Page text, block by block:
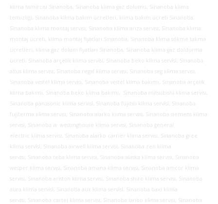
klima tamircisi Sinanoba, Sinanoba klima gaz dolumu, Sinanoba klima
temizliği, Sinanoba klima bakım ücretleri, klima bakım ücreti Sinanoba,
Sinanoba klima montaj servisi, Sinanoba klima arıza servisi, Sinanoba klima
montaj ücreti, klima montaj fiyatları Sinanoba, Sinanoba klima sökme takma
ücretleri, klima gaz dolum fiyatları Sinanoba, Sinanoba klima gaz doldurma
ücreti, Sinanoba arçelik klima servisi, Sinanoba beko klima servisi, Sinanoba
altus klima servisi, Sinanoba regal klima servisi, Sinanoba seg klima servisi,
Sinanoba vestel klima servisi, Sinanoba vestel klima bakımı, Sinanoba arçelik
klima bakımı, Sinanoba beko klima bakımı, Sinanoba mitsubishi klima servisi,
Sinanoba panasonic klima servisi, Sinanoba fujitsu klima servisi, Sinanoba
fujiterma klima servisi, Sinanoba alarko klima servisi, Sinanoba siemens klima
servisi, Sinanoba w. westinghouse klima servisi, Sinanoba general
electric klima servisi, Sinanoba alarko carrier klima servisi, Sinanoba gree
klima servisi, Sinanoba airwell klima servisi, Sinanoba zen klima
servisi, Sinanoba teba klima servisi, Sinanoba alaska klima servisi, Sinanoba
wesper klima servisi, Sinanoba amana klima servisi, Sinanoba amcor klima
servisi, Sinanoba ariston klima servisi, Sinanoba shiro klima servisi, Sinanoba
aura klima servisi, Sinanoba aux klima servisi, Sinanoba baxi klima
servisi, Sinanoba cartel klima servisi, Sinanoba lanbo klima servisi, Sinanoba